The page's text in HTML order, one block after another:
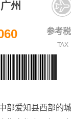
广州
参考
TAX
部爱知县西部的